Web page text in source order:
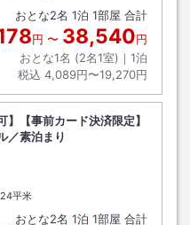
おとな2名 1泊 1部屋 合計
円 〜 38,540円
おとな1名 (2名1室)｜ 1泊
税込 4,089円〜19,270円
】【事前カード決済限定】
／素泊まり
24平米
おとな2名 1泊 1部屋 合計